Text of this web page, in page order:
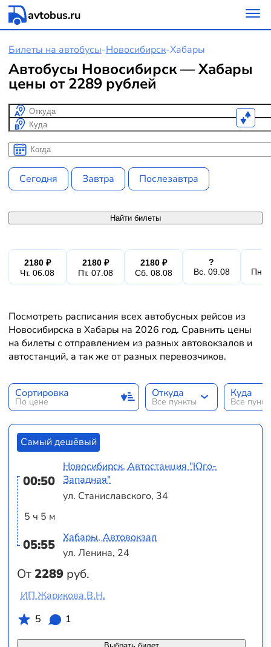
avtobus.ru
Билеты на автобусы-Новосибирск-Хабары
Автобусы Новосибирск — Хабары
цены от 2289 рублей
Откуда
Куда
Когда
Когда
Сегодня Завтра Послезавтра
Найти билеты
2180 ₽
Чт. 06.08
2180 ₽
Пт. 07.08
2180 ₽
Сб. 08.08
?
Вс. 09.08
Пн.
Посмотреть расписания всех автобусных рейсов из
Новосибирска в Хабары на 2026 год. Сравнить цены
на билеты с отправлением из разных автовокзалов и
автостанций, а так же от разных перевозчиков.
Сортировка
По цене
Откуда
Все пункты
Куда
Все
Самый дешёвый
00:50
5 ч 5 м
05:55
От2289 руб.
Новосибирск, Автостанция "Юго-
Западная"
ул. Станиславского, 34
Хабары, Автовокзал
ул. Ленина, 24
ИП Жарикова В.Н.
5
1